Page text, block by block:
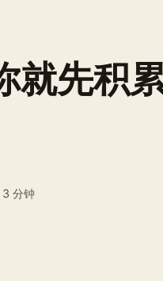
就先积
3 分钟